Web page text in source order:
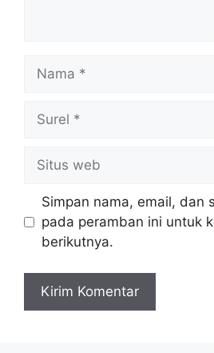
Nama
Surel
Situs
web
Simpan nama, email, dan
pada peramban ini untuk
berikutnya.